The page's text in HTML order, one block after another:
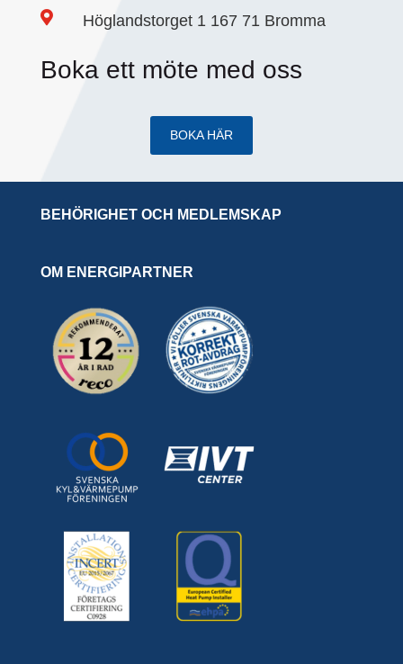
 Höglandstorget 1 167 71 Bromma
Boka ett möte med oss
BOKA HÄR
BEHÖRIGHET OCH MEDLEMSKAP
OM ENERGIPARTNER